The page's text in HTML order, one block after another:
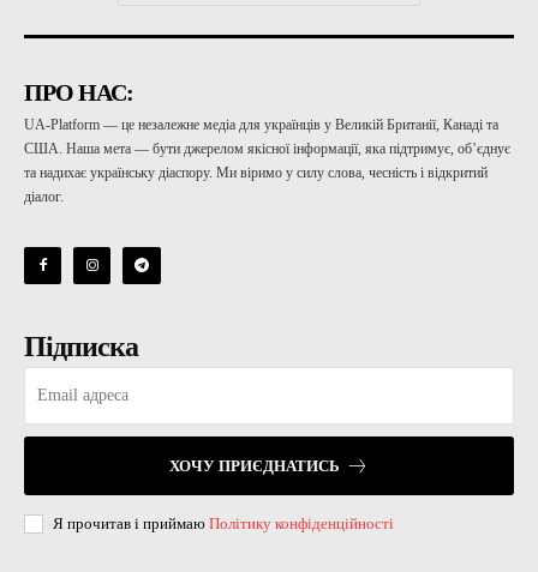
ПРО НАС:
UA-Platform — це незалежне медіа для українців у Великій Британії, Канаді та
США. Наша мета — бути джерелом якісної інформації, яка підтримує, об’єднує
та надихає українську діаспору. Ми віримо у силу слова, чесність і відкритий
діалог.
Підписка
ХОЧУ ПРИЄДНАТИСЬ
Я прочитав і приймаю Політику конфіденційності